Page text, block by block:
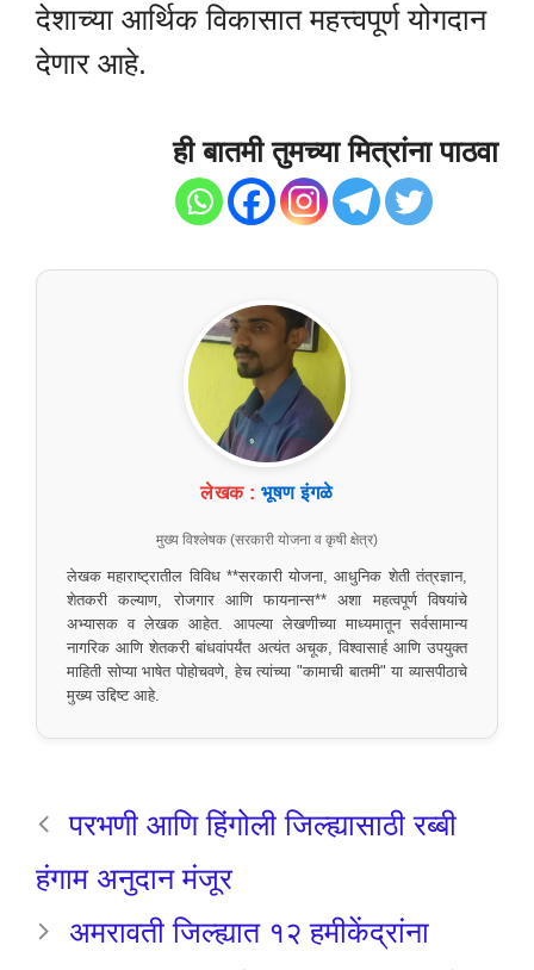
देशाच्या आर्थिक विकासात महत्त्वपूर्ण योगदान
देणार आहे.
ही बातमी तुमच्या मित्रांना पाठवा
लेखक : भूषण इंगळे
मुख्य विश्लेषक (सरकारी योजना व कृषी क्षेत्र)
लेखक महाराष्ट्रातील विविध **सरकारी योजना, आधुनिक शेती तंत्रज्ञान,
शेतकरी कल्याण, रोजगार आणि फायनान्स** अशा महत्वपूर्ण विषयांचे
अभ्यासक व लेखक आहेत. आपल्या लेखणीच्या माध्यमातून सर्वसामान्य
नागरिक आणि शेतकरी बांधवांपर्यंत अत्यंत अचूक, विश्वासार्ह आणि उपयुक्त
माहिती सोप्या भाषेत पोहोचवणे, हेच त्यांच्या "कामाची बातमी" या व्यासपीठाचे
मुख्य उद्दिष्ट आहे.
परभणी आणि हिंगोली जिल्ह्यासाठी रब्बी
हंगाम अनुदान मंजूर
अमरावती जिल्ह्यात १२ हमीकेंद्रांना